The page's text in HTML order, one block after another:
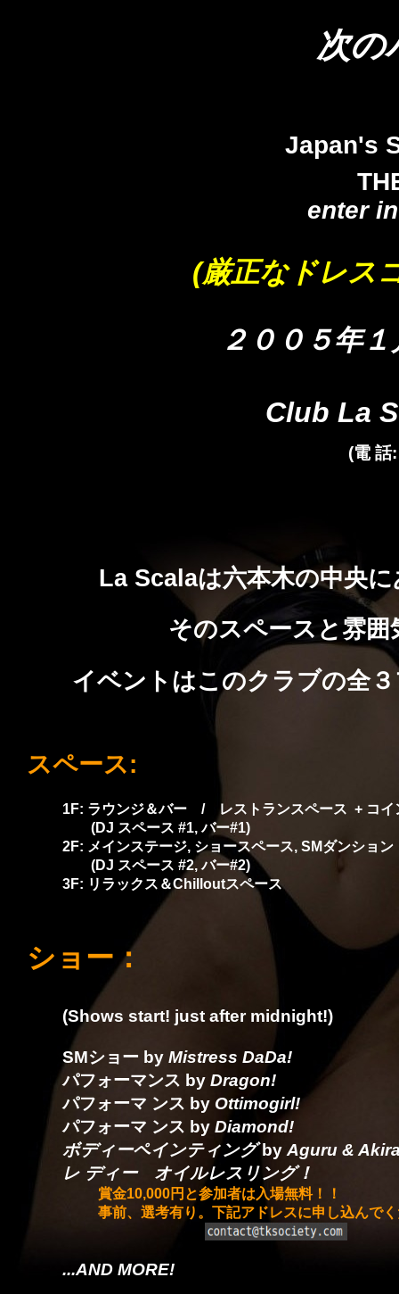
次の
Japan's
enter
(厳正なドレス
２００５年
Club La
(電 話
La Scalaは六本木の中央
そのスペースと雰
イベントはこのクラブの全
スペース:
1F: ラウンジ＆バー / レストランスペース + コイ
(DJ スペース #1, バー#1)
2F: メインステージ, ショースペース, SMダンション
(DJ スペース #2, バー#2)
3F: リラックス＆Chilloutスペース
ショー：
(Shows start! just after midnight!)
SMショー by Mistress DaDa!
パフォーマンス by Dragon!
パフォーマ ンス by Ottimogirl!
パフォーマ ンス by Diamond!
ボディーペインティングby Aguru &
レ ディー オイルレスリング！
賞金10,000円と参加者は入場無料！！
事前、選考有り。下記アドレスに申し込んで
...AND MORE!